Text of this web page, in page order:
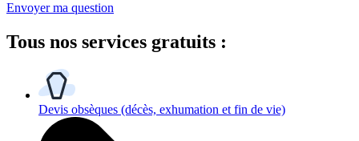
Envoyer ma question
Tous nos services gratuits :
Devis obsèques (décès, exhumation et fin de vie)